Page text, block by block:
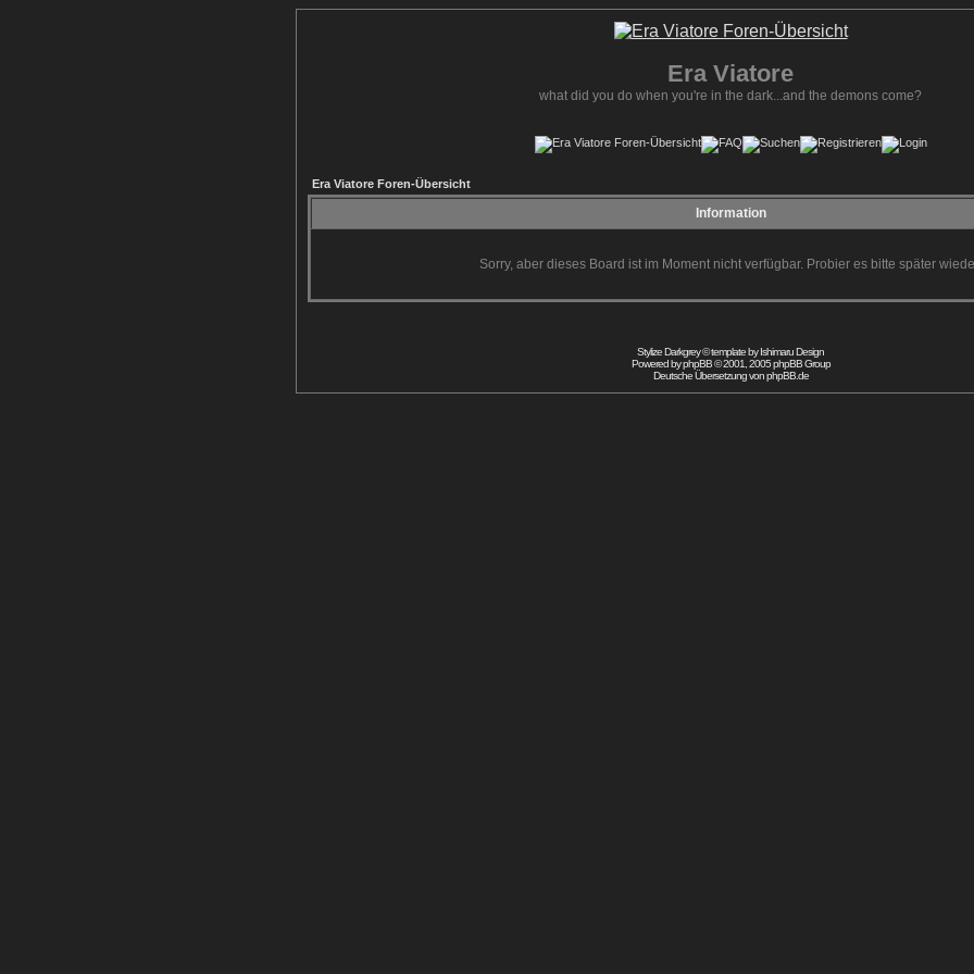
Era Viatore
what did you do when you're in the dark...and the demons come?
Era Viatore Foren-Übersicht
Information
Sorry, aber dieses Board ist im Moment nicht verfügbar. Probier es bitte später
Stylize Darkgrey © template byIshimaru Design
Powered byphpBB© 2001, 2005 phpBB Group
Deutsche Übersetzung vonphpBB.de